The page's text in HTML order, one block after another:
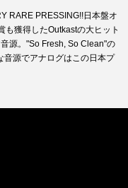
RARE PRESSING!!日本盤オ
も獲得したOutkastの大ヒット
源。"So Fresh, So Clean"の
音源でアナログはこの日本プ